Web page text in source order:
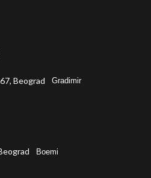
Gradimir
Boemi